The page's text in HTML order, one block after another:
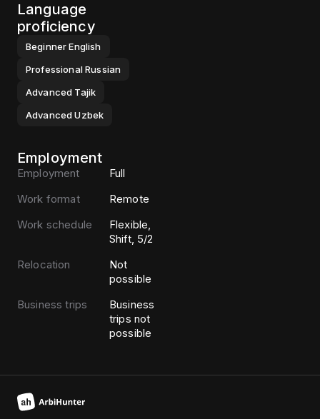
Language
proficiency
Beginner English
ProfessionalRussian
Advanced Tajik
Advanced Uzbek
Employment
Employment
Full
Work format
Remote
Work schedule
Flexible,
Shift, 5/2
Relocation
Not
possible
Business trips
Business
trips not
possible